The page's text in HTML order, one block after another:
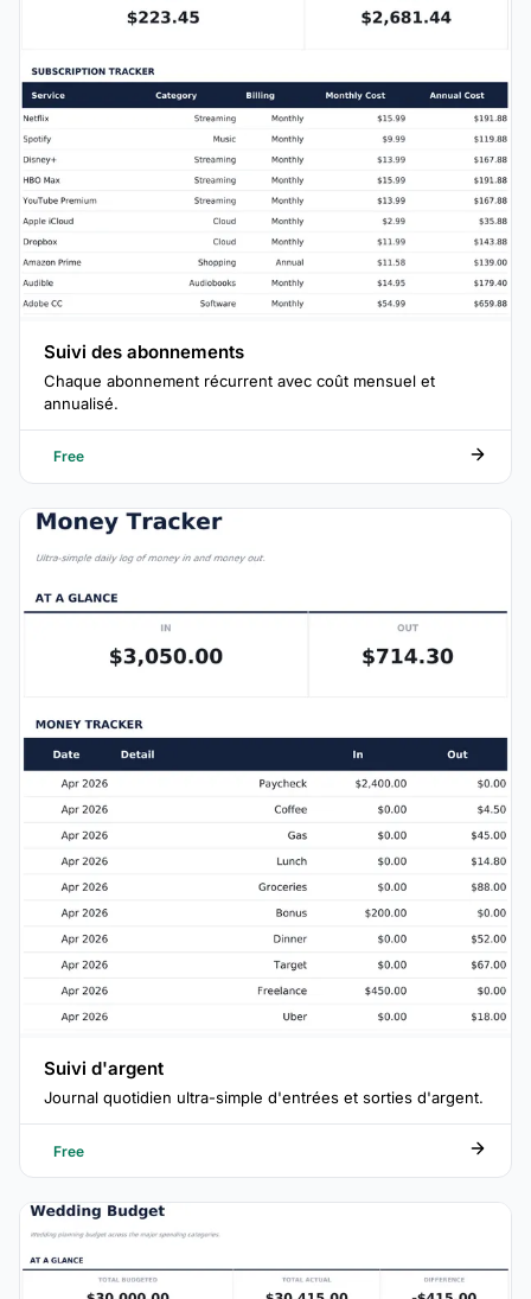
Suivi des abonnements
Chaque abonnement récurrent avec coût mensuel et
annualisé.
Free
Suivi d'argent
Journal quotidien ultra-simple d'entrées et sorties d'argent.
Free